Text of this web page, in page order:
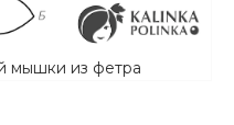
мышки из фетра